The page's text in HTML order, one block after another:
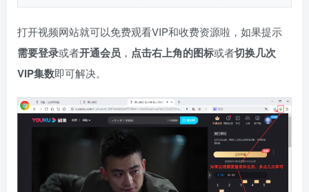
打开视频网站就可以免费观看VIP和收费资源啦，如果提示
需要登录或者开通会员 ， 点击右上角的图标或者切换几次
VIP集数即可解决。